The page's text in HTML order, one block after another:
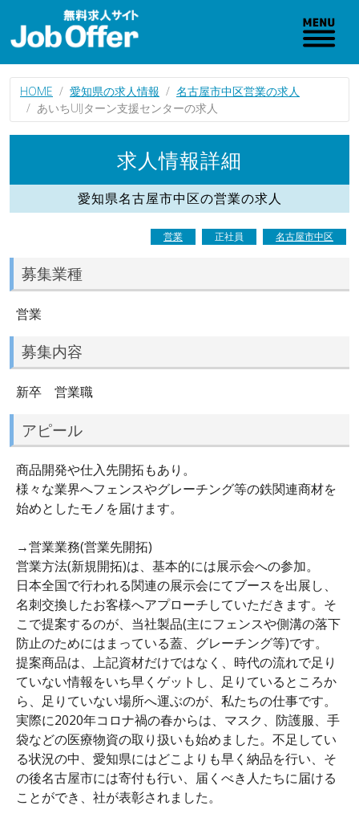
HOME 愛知県の求人情報
名古屋市中区営業の求人
あいちUIJターン支援センターの求人
求人情報詳細
愛知県名古屋市中区の営業の求人
営業 正社員 名古屋市中区
募集業種
営業
募集内容
新卒 営業職
アピール
商品開発や仕入先開拓もあり。
様々な業界へフェンスやグレーチング等の鉄関連商材を
始めとしたモノを届けます。
→営業業務(営業先開拓)
営業方法(新規開拓)は、基本的には展示会への参加。
日本全国で行われる関連の展示会にてブースを出展し、
名刺交換したお客様へアプローチしていただきます。そ
こで提案するのが、当社製品(主にフェンスや側溝の落下
防止のためにはまっている蓋、グレーチング等)です。
提案商品は、上記資材だけではなく、時代の流れで足り
ていない情報をいち早くゲットし、足りているところか
ら、足りていない場所へ運ぶのが、私たちの仕事です。
実際に2020年コロナ禍の春からは、マスク、防護服、手
袋などの医療物資の取り扱いも始めました。不足してい
る状況の中、愛知県にはどこよりも早く納品を行い、そ
の後名古屋市には寄付も行い、届くべき人たちに届ける
ことができ、社が表彰されました。